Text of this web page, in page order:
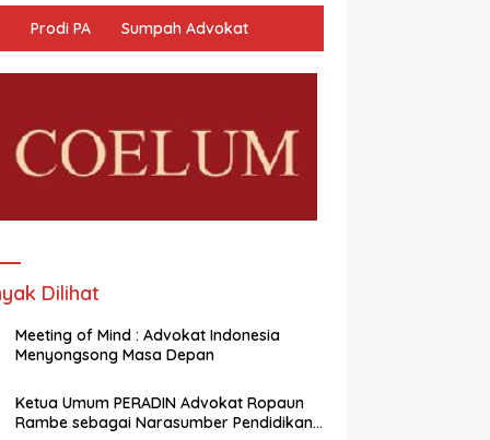
Prodi PA Sumpah Advokat
Dilihat
Meeting of Mind : Advokat Indonesia
Menyongsong Masa Depan
Ketua Umum PERADIN Advokat Ropaun
Rambe sebagai Narasumber Pendidikan